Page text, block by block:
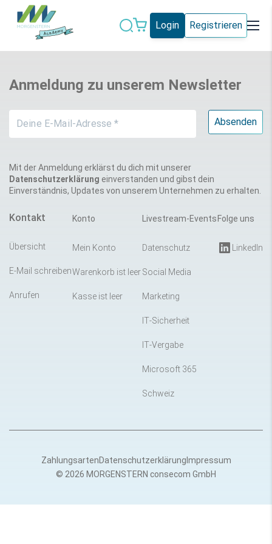
Login Registrieren
Künstliche
Microsoft 365
Schweiz Social Media
Anmeldung zu unserem Newsletter
Mit der Anmeldung erklärst du dich mit unserer
Datenschutzerklärung einverstanden und gibst dein
Einverständnis, Updates von unserem Unternehmen zu erhalten.
Kontakt
Übersicht
E-Mail schreiben
Anrufen
Konto
Mein Konto
Warenkorb ist leer
Kasse ist leer
Livestream-Events
Datenschutz
Social Media
Marketing
IT-Sicherheit
IT-Vergabe
Microsoft 365
Schweiz
Folge uns
LinkedIn
© 2026 MORGENSTERN consecom GmbH
ZahlungsartenDatenschutzerklärung Impressum